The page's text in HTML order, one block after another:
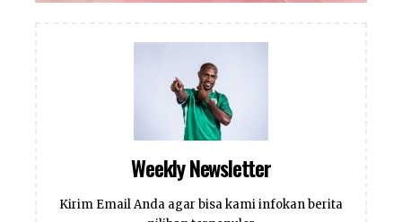
Weekly Newsletter
Kirim Email Anda agar bisa kami infokan berita